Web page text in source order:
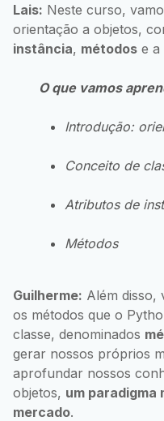
Lais: Neste curso,
orientação a objetos,
instância, métodos e a
O que vamos
Introdução:
Conceito de
Atributos de
Métodos
Guilherme: Além disso,
os métodos que o
classe, denominados
gerar nossos próprios
aprofundar nossos
objetos, um paradigma
mercado.